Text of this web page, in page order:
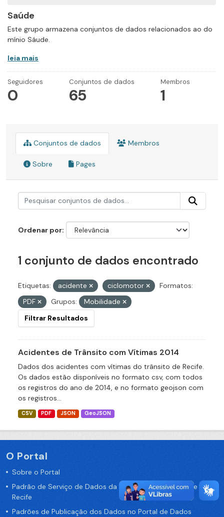
Saúde
Este grupo armazena conjuntos de dados relacionados ao do
mínio Sáude.
leia mais
Seguidores
0
Conjuntos de dados
65
Membros
1
Conjuntos de dados Membros
Sobre Pages
Ordenar por
1 conjunto de dados encontrado
Etiquetas: acidente ciclomotor
Formatos:
PDF
Grupos:
Mobilidade
Filtrar Resultados
Acidentes de Trânsito com Vítimas 2014
Dados dos acidentes com vítimas do trânsito de Recife.
Os dados estão disponíveis no formato csv, com todos
os registros do ano de 2014, e no formato geojson com
os registros...
CSV PDF JSON GeoJSON
O Portal
Sobre o Portal
Padrão de Serviço de Dados da Prefeitura da Cidade de
Recife
Padrões de Publicação dos Dados no Portal de Dados